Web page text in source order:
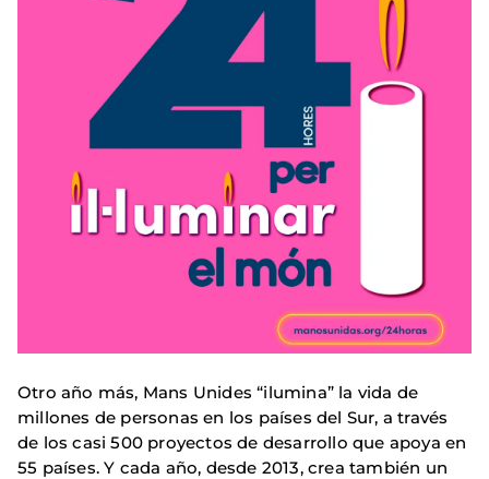
Otro año más, Mans Unides “ilumina” la vida de
millones de personas en los países del Sur, a través
de los casi 500 proyectos de desarrollo que apoya en
55 países. Y cada año, desde 2013, crea también un